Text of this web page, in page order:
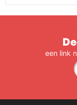
een link